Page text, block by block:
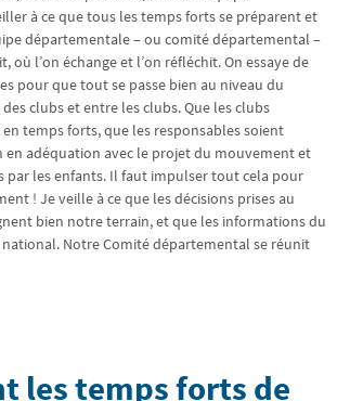
à ce que tous les temps forts se préparent et
départementale – ou comité départemental –
où l’on échange et l’on réfléchit. On essaye de
pour que tout se passe bien au niveau du
clubs et entre les clubs. Que les clubs
temps forts, que les responsables soient
en adéquation avec le projet du mouvement et
par les enfants. Il faut impulser tout cela pour
! Je veille à ce que les décisions prises au
bien notre terrain, et que les informations du
Notre Comité départemental se réunit
les temps forts de